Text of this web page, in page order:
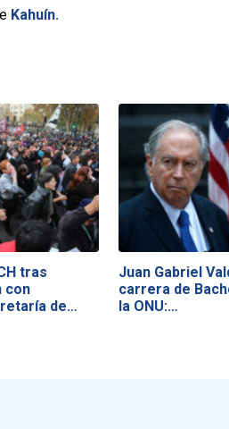
Kahuín.
tras
con
de
Juan Gabriel
carrera de
la ONU:…